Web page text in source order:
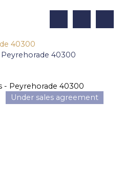
40300
40300
Under sales agreement